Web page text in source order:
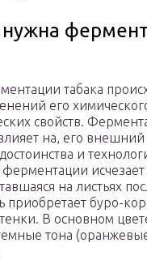
табака
его
свойств.
на, его внешний
и
исчезает
на листьях
приобретает буро-
В основном
тона